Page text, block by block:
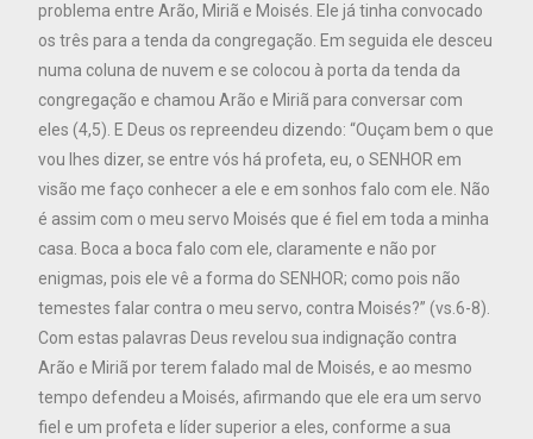
problema entre Arão, Miriã e Moisés. Ele já tinha convocado
os três para a tenda da congregação. Em seguida ele desceu
numa coluna de nuvem e se colocou à porta da tenda da
congregação e chamou Arão e Miriã para conversar com
eles (4,5). E Deus os repreendeu dizendo: “Ouçam bem o que
vou lhes dizer, se entre vós há profeta, eu, o SENHOR em
visão me faço conhecer a ele e em sonhos falo com ele. Não
é assim com o meu servo Moisés que é fiel em toda a minha
casa. Boca a boca falo com ele, claramente e não por
enigmas, pois ele vê a forma do SENHOR; como pois não
temestes falar contra o meu servo, contra Moisés?” (vs.6-8).
Com estas palavras Deus revelou sua indignação contra
Arão e Miriã por terem falado mal de Moisés, e ao mesmo
tempo defendeu a Moisés, afirmando que ele era um servo
fiel e um profeta e líder superior a eles, conforme a sua